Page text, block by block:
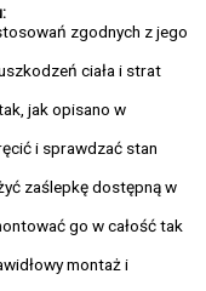
zgodnych z jego
ciała i strat
jak opisano w
i sprawdzać stan
zaślepkę dostępną w
go w całość tak
montaż i